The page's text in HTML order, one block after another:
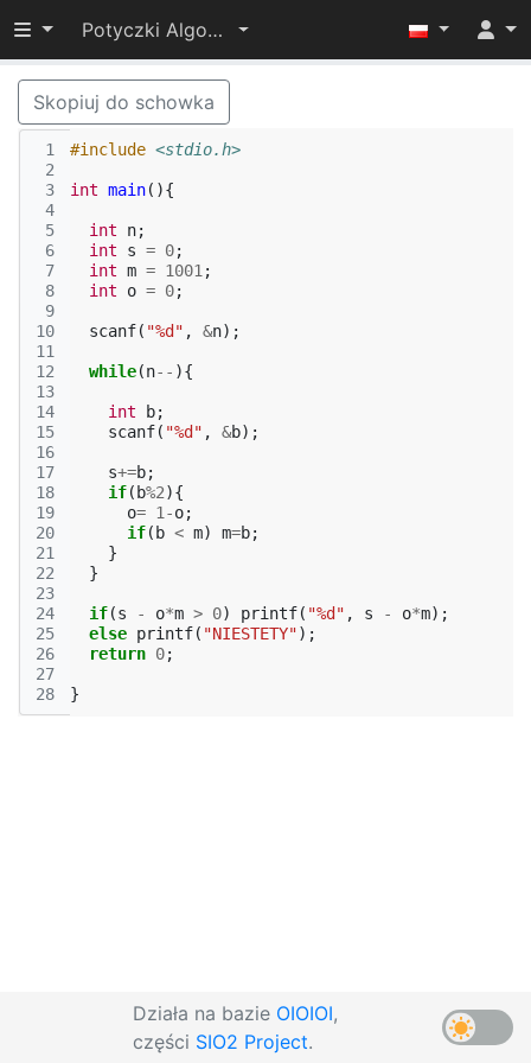
Przełącz widoczność menu
Potyczki Algorytmiczne 2015
Skopiuj do schowka
1
2
3
4
5
6
7
8
9
10
11
12
13
14
15
16
17
18
19
20
21
22
23
24
25
26
27
28
#include <stdio.h>
int main(){
int n;
int
s = 0;
int m = 1001 ;
int
o = 0;
scanf( "%d" , &n);
while(n-- ){
int b;
scanf( "%d" , &b);
s+=b;
if( b%2){
o= 1 -o;
if( b < m) m=b;
}
}
if(s - o*m > 0) printf( "%d" , s - o*m);
else printf( "NIESTETY");
return 0;
}
Działa na bazie OIOIOI,
części SIO2 Project.